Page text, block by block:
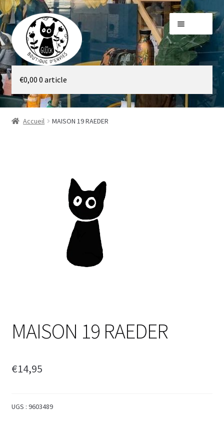
Aller
à
la
navigation
Aller
au
contenu
Galerie
Boutique
€0,00 0 article
Accueil MAISON 19 RAEDER
MAISON 19 RAEDER
€14,95
UGS : 9603489